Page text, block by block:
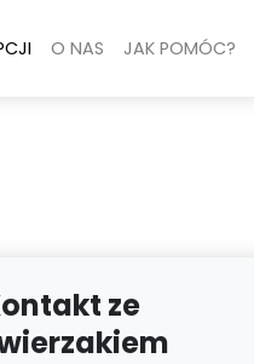
O NAS JAK POMÓC?
ze